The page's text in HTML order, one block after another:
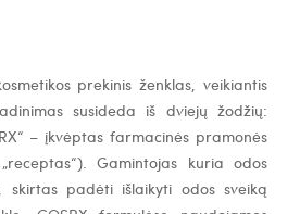
prekinis ženklas, veikiantis
susideda iš dviejų žodžių:
– įkvėptas farmacinės pramonės
Gamintojas kuria odos
skirtas padėti išlaikyti odos sveiką